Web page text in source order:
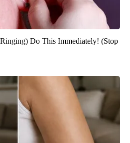
Do This Immediately! (Stop